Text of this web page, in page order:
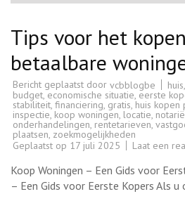
Tips voor het
betaalbare
Bericht geplaatst door vcbblogbe huis,
budget, economische situatie, eerste
stabiliteit, financiering, gratis, huis kopen
inspectie, koop woningen, locatie,
onderhandelingen, rentetarieven,
plaatsen, zoekmogelijkheden
Geplaatst op 17 juli 2025 Laat een
Koop Woningen – Een Gids voor
– Een Gids voor Eerste Kopers Als